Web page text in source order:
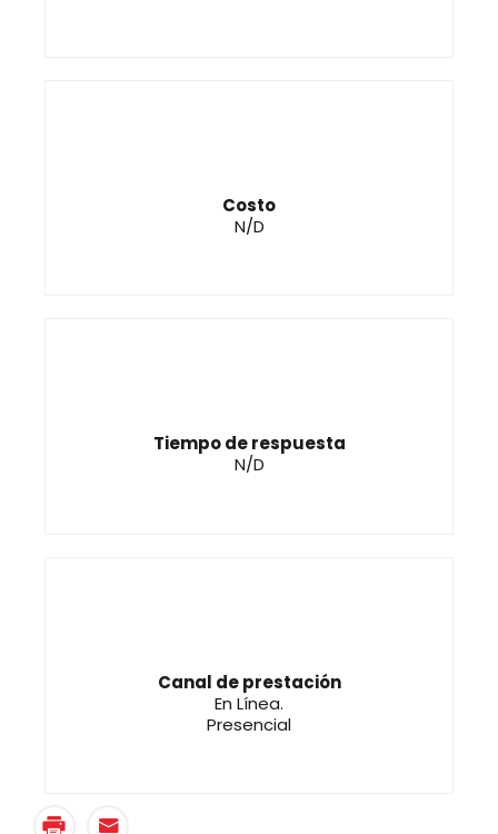
Costo
N/D
Tiempo de respuesta
N/D
Canal de prestación
En Línea.
Presencial